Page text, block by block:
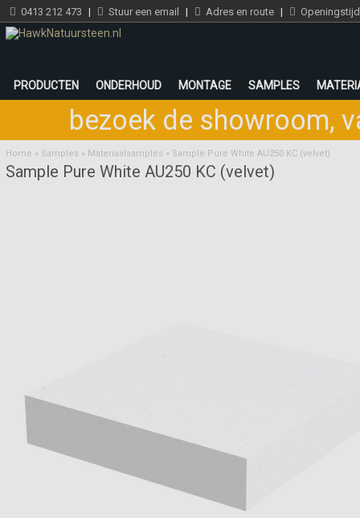
0413 212 473 | Stuur een email | Adres en route |
PRODUCTEN ONDERHOUD MONTAGE SAMPLES
bezoek de showroom,
Home » Samples » Materiaalsamples » Sample Pure White AU250 KC (velvet)
Sample Pure White AU250 KC (velvet)